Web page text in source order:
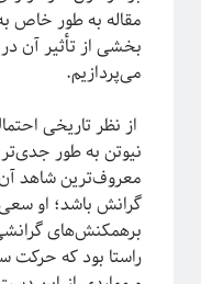
تجربه شخصی در کارهای مربوط
کنکوری‌ها حواستان باشد
روایتگری در علم
مقاله به طور خاص
بخشی از تأثیر آن
می‌پردازیم.
از نظر تاریخی
نیوتن به طور
معروف‌ترین شاهد
گرانش باشد؛ او
برهمکنش‌های
راستا بود که حرکت